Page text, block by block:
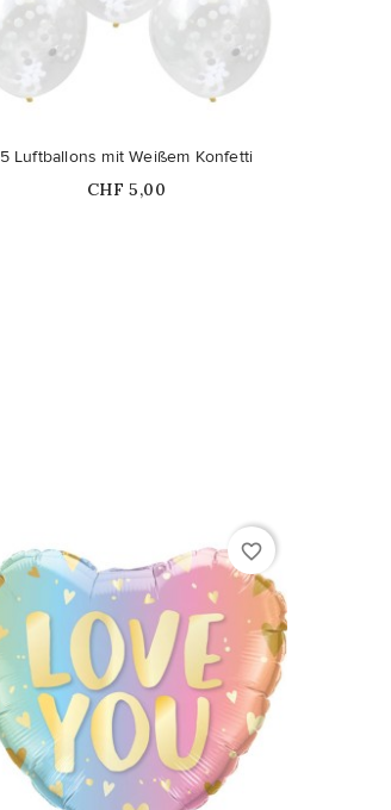
5 Luftballons mit Weißem Konfetti
Price
CHF 5,00
favorite_border